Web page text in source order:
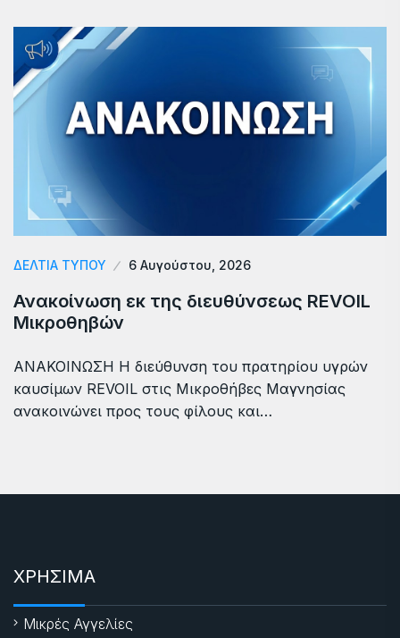
ΔΕΛΤΙΑ ΤΥΠΟΥ 6 Αυγούστου, 2026
Ανακοίνωση εκ της διευθύνσεως REVOIL
Μικροθηβών
ΑΝΑΚΟΙΝΩΣΗ Η διεύθυνση του πρατηρίου υγρών
καυσίμων REVOIL στις Μικροθήβες Μαγνησίας
ανακοινώνει προς τους φίλους και…
ΧΡΗΣΙΜΑ
Μικρές Αγγελίες